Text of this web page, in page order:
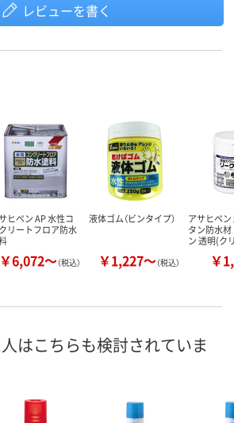
レビューを書く
ヒペン AP 水性コ
リートフロア防水
￥6,072～（税込）
液体ゴム（ビンタイプ）
￥1,227～（税込）
アサヒペ
タン防水
ン 透明(ク
￥
はこちらも検討されていま